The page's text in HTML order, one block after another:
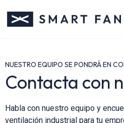
NUESTRO EQUIPO SE PONDRÁ EN
Contacta con
Habla con nuestro equipo y
ventilación industrial para tu